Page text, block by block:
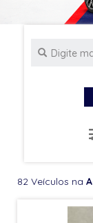
82 Veículos na